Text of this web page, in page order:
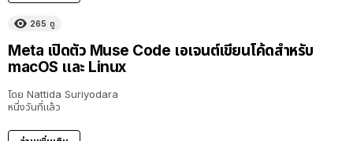
265 ดู
Meta เปิดตัว Muse Code เอเจนต์เขียนโค้ดสำหรับ
macOS และ Linux
โดย Nattida Suriyodara
หนึ่งวันที่แล้ว